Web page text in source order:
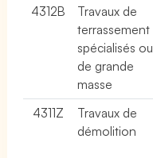
4312B
Travaux de
terrassement
spécialisés ou
de grande
masse
4311Z
Travaux de
démolition